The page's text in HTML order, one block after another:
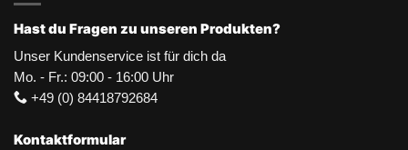
Hast du Fragen zu unseren Produkten?
Unser Kundenservice ist für dich da
Mo. - Fr.: 09:00 - 16:00 Uhr
+49 (0) 84418792684
Kontaktformular